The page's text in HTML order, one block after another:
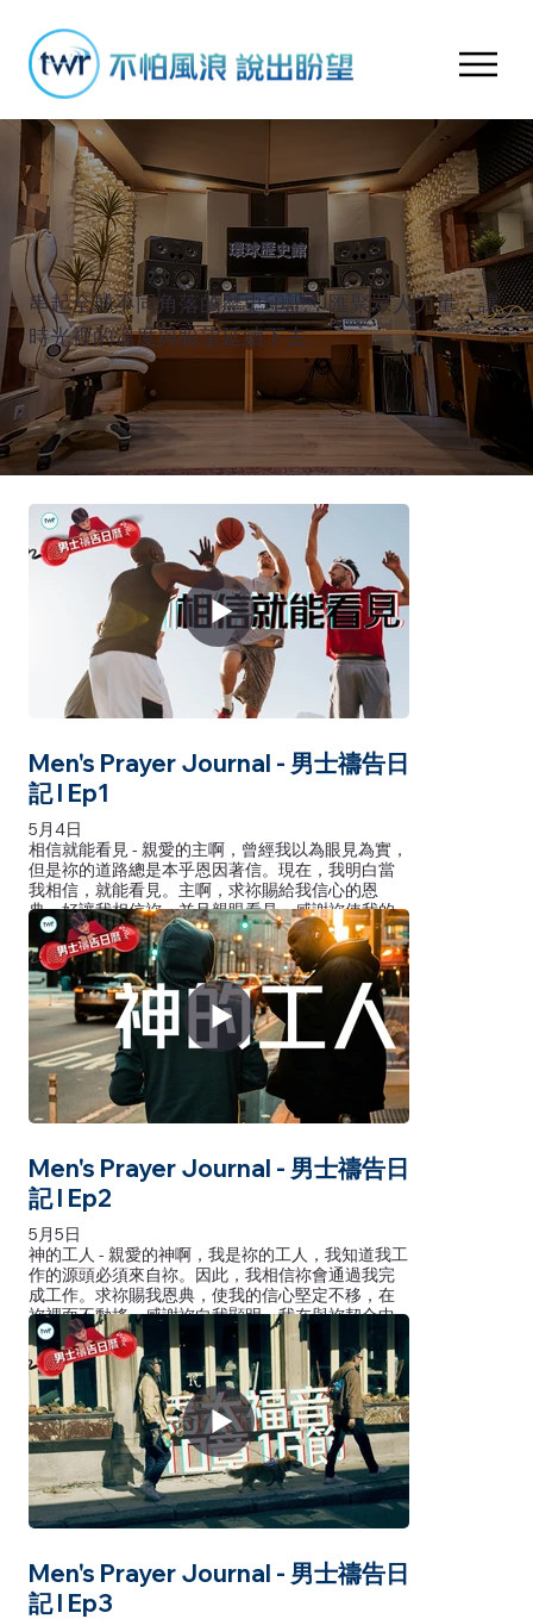
環球歷史館
串起全球不同角落的歷史印記，匯聚眾人力量，讓
時光裡的溫度與盼望延續下去。
Men's Prayer Journal - 男士禱告日
記 l Ep1
5月4日
相信就能看見 - 親愛的主啊，曾經我以為眼見為實，
但是祢的道路總是本乎恩因著信。現在，我明白當
我相信，就能看見。主啊，求祢賜給我信心的恩
典，好讓我相信祢，並且親眼看見。感謝祢使我的
信能成為眼見！馬可福音9章24節說：「孩子的父親
立時喊著說：我信！但我信不足，求主幫助。」
相信就能看见 - 亲爱的主啊，曾经我以为眼见为实，
但是祢的道路总是本乎恩因着信。现在，我明白当
我相信，就能看见。主啊，求祢赐给我信心的恩
典，好让我相信祢，并且亲眼看见。感谢祢使我的
信能成为眼见！马可福音9章24节说：「孩子的父亲
立时喊着说：我信！但我信不足，求主帮助。
Men's Prayer Journal - 男士禱告日
記 l Ep2
5月5日
神的工人 - 親愛的神啊，我是祢的工人，我知道我工
作的源頭必須來自祢。因此，我相信祢會通過我完
成工作。求祢賜我恩典，使我的信心堅定不移，在
祢裡面不動搖。感謝祢向我顯明，我在與祢契合中
的勞苦絕不是徒然的！哥林多前書15章58節說：
「所以，我親愛的弟兄們，你們務要堅固，不可搖
動，常常竭力多做主工，因為知道，你們的勞苦在
主裡面不是徒然的。」
神的工人 - 亲爱的神啊，我是祢的工人，我知道我工
作的源头必须来自祢。因此，我相信祢会通过我完
成工作。求祢赐我恩典，使我的信心坚定不移，在
祢里面不动摇。感谢祢向我显明，我在与祢契合中
的劳苦绝不是徒然的！哥林多前书15章58节说：
动，常常竭力多做主工，因为知道，你们的劳苦在
主里面不是徒然的。」
Men's Prayer Journal - 男士禱告日
記 l Ep3